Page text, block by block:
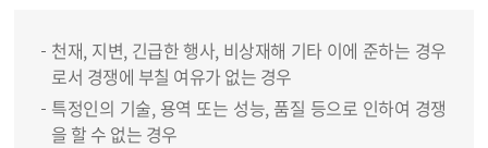
천재, 지변, 긴급한 행사, 비상재해 기타 이에 준하는 경우
로서 경쟁에 부칠 여유가 없는 경우
특정인의 기술, 용역 또는 성능, 품질 등으로 인하여 경쟁
을 할 수 없는 경우